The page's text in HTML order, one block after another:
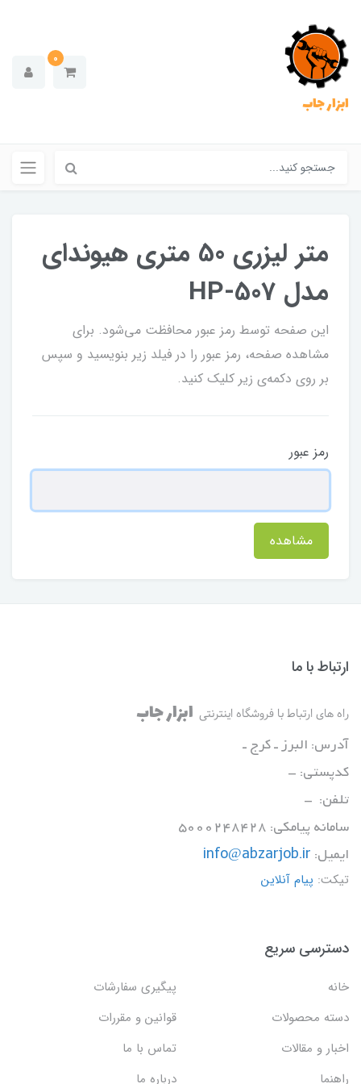
ابزار جاب
0
متر لیزری 50 متری هیوندای
مدل HP-507
این صفحه توسط رمز عبور محافظت می‌شود. برای
مشاهده صفحه، رمز عبور را در فیلد زیر بنویسید و سپس
بر روی دکمه‌ی زیر کلیک کنید.
رمز عبور
مشاهده
ارتباط با ما
راه های ارتباط با فروشگاه اینترنتی ابزار جاب
آدرس: البرز ـ کرج ـ
کدپستی: -
تلفن: -
سامانه پیامکی: 5000248428
ایمیل: info@abzarjob.ir
تیکت: پیام آنلاین
دسترسی سریع
خانه
پیگیری سفارشات
دسته محصولات
قوانین و مقررات
اخبار و مقالات
تماس با ما
راهنما
درباره ما